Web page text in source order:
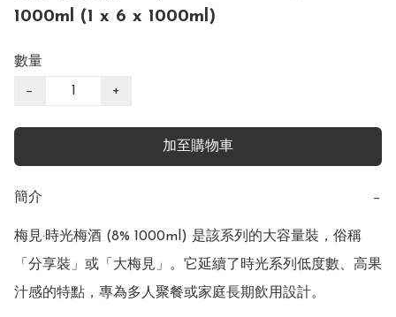
1000ml (1 x 6 x 1000ml)
數量
− +
加至購物車
簡介 −
梅見·時光梅酒 (8% 1000ml) 是該系列的大容量裝，俗稱
「分享裝」或「大梅見」。它延續了時光系列低度數、高果
汁感的特點，專為多人聚餐或家庭長期飲用設計。